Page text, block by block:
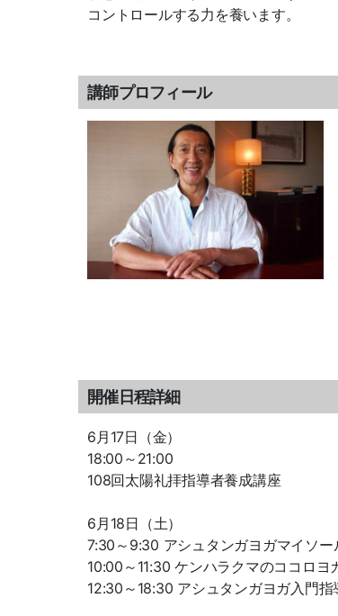
コントロールする力を養います。
講師プロフィール
開催日程詳細
6月17日（金）
18:00～21:00
108回太陽礼拝指導者養成講座
6月18日（土）
7:30～9:30 アシュタンガヨガマイソー
10:00～11:30 ケンハラクマのココロヨ
12:30～18:30 アシュタンガヨガ入門指